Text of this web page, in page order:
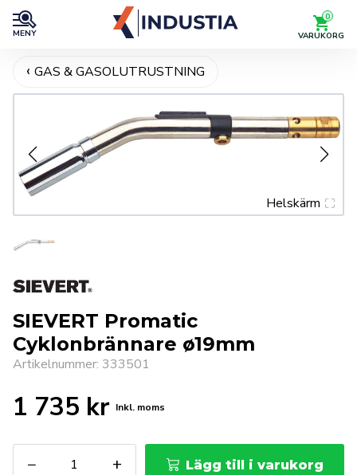
MENY
0
VARUKORG
GAS & GASOLUTRUSTNING
Helskärm
SIEVERT Promatic
Cyklonbrännare ø19mm
Artikelnummer: 333501
1 735 kr Inkl. moms
−
Promatic
+ Lägg till i varukorg